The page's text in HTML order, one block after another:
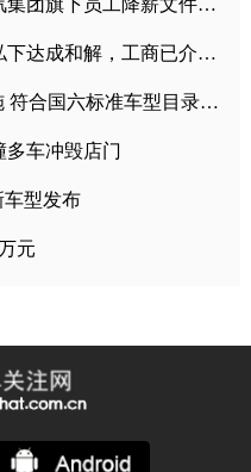
首个宣布降薪的大型车企，上汽集团旗下员工降薪文件曝光
奔驰漏油事件最新进展：双方私下达成和解，工商已介入调查
“国六排放标准”7月1号正式实施 符合国六标准车型目录一览
多车冲毁店门
车型发布
元